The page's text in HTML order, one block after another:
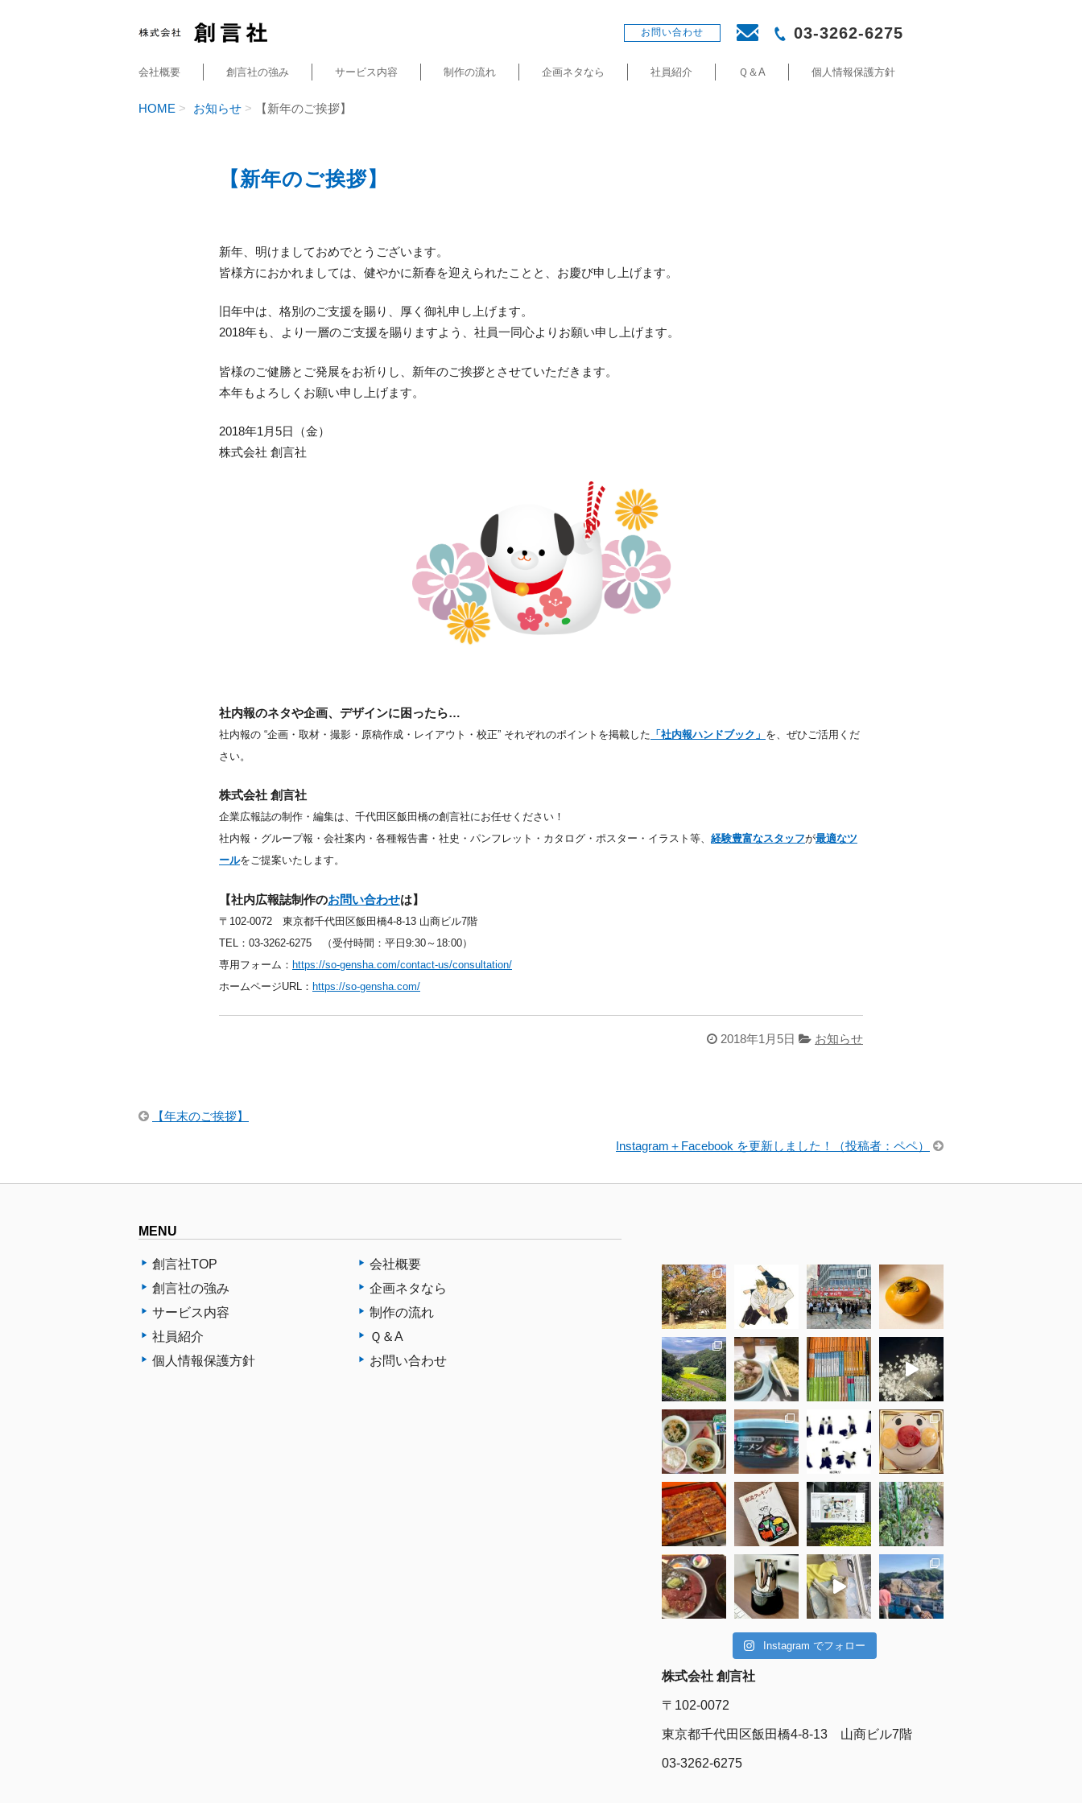
お問い合わせ 03-3262-6275
会社概要 創言社の強み サービス内容 制作の流れ 企画ネタなら 社員紹介 Ｑ＆A 個人情報保護方針
HOME お知らせ 【新年のご挨拶】
【新年のご挨拶】
新年、明けましておめでとうございます。
皆様方におかれましては、健やかに新春を迎えられたことと、お慶び申し上げます。
旧年中は、格別のご支援を賜り、厚く御礼申し上げます。
2018年も、より一層のご支援を賜りますよう、社員一同心よりお願い申し上げます。
皆様のご健勝とご発展をお祈りし、新年のご挨拶とさせていただきます。
本年もよろしくお願い申し上げます。
2018年1月5日（金）
株式会社 創言社
社内報のネタや企画、デザインに困ったら…
社内報の “企画・取材・撮影・原稿作成・レイアウト・校正” それぞれのポイントを掲載した 「社内報ハンドブック」 を、ぜひご活用くだ
さい。
株式会社 創言社
企業広報誌の制作・編集は、千代田区飯田橋の創言社にお任せください！
社内報・グループ報・会社案内・各種報告書・社史・パンフレット・カタログ・ポスター・イラスト等、 経験豊富なスタッフが最適なツ
ールをご提案いたします。
【社内広報誌制作のお問い合わせは】
〒102-0072 東京都千代田区飯田橋4-8-13 山商ビル7階
TEL：03-3262-6275 （受付時間：平日9:30～18:00）
専用フォーム： https://so-gensha.com/contact-us/consultation/
ホームページURL： https://so-gensha.com/
2018年1月5日 お知らせ
【年末のご挨拶】
Instagram＋Facebook を更新しました！（投稿者：ペペ）
MENU
創言社TOP
会社概要
創言社の強み
企画ネタなら
サービス内容
制作の流れ
社員紹介
Ｑ＆A
個人情報保護方針
お問い合わせ
Instagram でフォロー
株式会社 創言社
〒102-0072
東京都千代田区飯田橋4-8-13 山商ビル7階
03-3262-6275